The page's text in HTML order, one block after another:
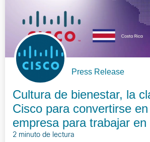
Press Release
Cultura de bienestar, la
Cisco para convertirse
empresa para trabajar
2 minuto de lectura